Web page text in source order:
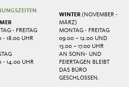
- FREITAG
- 18.00 UHR
- 14.00 UHR
WINTER(NOVEMBER -
MÄRZ)
MONTAG - FREITAG
09.00 – 12.00 UND
13.00 – 17.00 UHR
AN SONN- UND
FEIERTAGEN BLEIBT
DAS BÜRO
GESCHLOSSEN.